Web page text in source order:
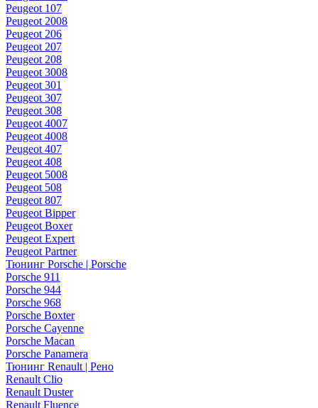
Peugeot 107
Peugeot 2008
Peugeot 206
Peugeot 207
Peugeot 208
Peugeot 3008
Peugeot 301
Peugeot 307
Peugeot 308
Peugeot 4007
Peugeot 4008
Peugeot 407
Peugeot 408
Peugeot 5008
Peugeot 508
Peugeot 807
Peugeot Bipper
Peugeot Boxer
Peugeot Expert
Peugeot Partner
Тюнинг Porsche | Porsche
Porsche 911
Porsche 944
Porsche 968
Porsche Boxter
Porsche Cayenne
Porsche Macan
Porsche Panamera
Тюнинг Renault | Рено
Renault Clio
Renault Duster
Renault Fluence